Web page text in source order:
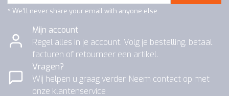
* We'll never share your email with anyone else.
Mijn account
Regel alles in je account. Volg je bestelling, betaal
facturen of retourneer een artikel.
Vragen?
Wij helpen u graag verder. Neem contact op met
onze klantenservice